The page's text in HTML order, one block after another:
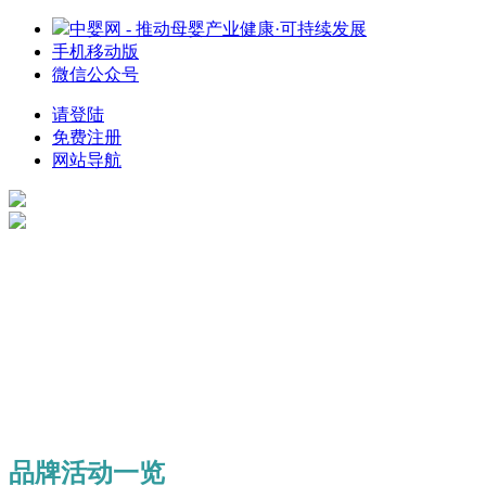
中婴网 - 推动母婴产业健康·可持续发展
手机移动版
微信公众号
请登陆
免费注册
网站导航
品牌活动一览